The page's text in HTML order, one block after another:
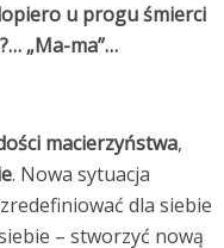
u progu śmierci
„Ma-ma”…
macierzyństwa,
. Nowa sytuacja
dla siebie
– stworzyć nową